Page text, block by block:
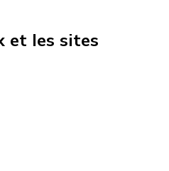
et les sites